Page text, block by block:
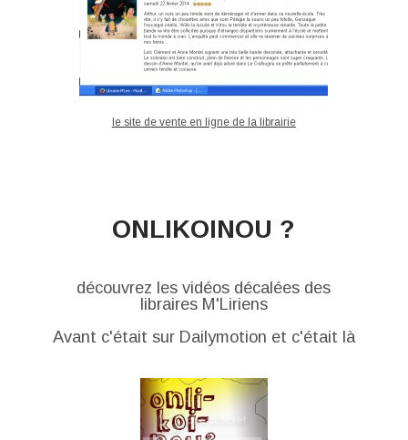
le site de vente en ligne de la librairie
ONLIKOINOU ?
découvrez les vidéos décalées des
libraires M'Liriens
Avant c'était sur Dailymotion et c'était là